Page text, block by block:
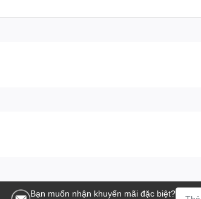
mắc và vấn đề của quý khách. Chúc quý
Bạn muốn nhận khuyến mãi đặc biệt?